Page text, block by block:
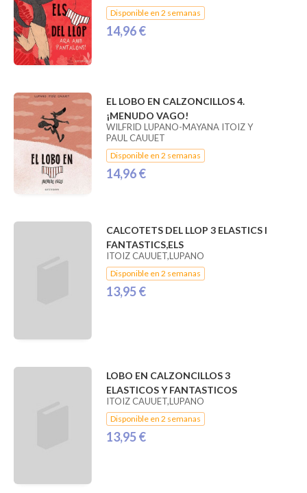
Disponible en 2 semanas
14,96 €
EL LOBO EN CALZONCILLOS 4.
¡MENUDO VAGO!
WILFRID LUPANO-MAYANA ITOIZ Y
PAUL CAUUET
Disponible en 2 semanas
14,96 €
CALCOTETS DEL LLOP 3 ELASTICS I
FANTASTICS,ELS
ITOIZ CAUUET,LUPANO
Disponible en 2 semanas
13,95 €
LOBO EN CALZONCILLOS 3
ELASTICOS Y FANTASTICOS
ITOIZ CAUUET,LUPANO
Disponible en 2 semanas
13,95 €